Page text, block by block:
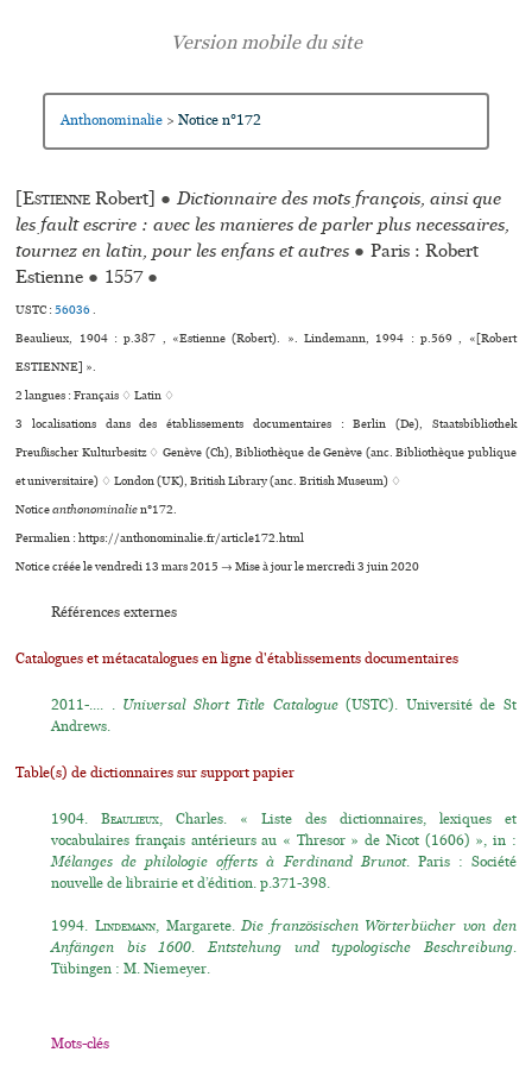
Anthonominalie > Notice n°172
[Estienne Robert] ● Dictionnaire des mots françois, ainsi que
les fault escrire : avec les manie­res de parler plus neces­sai­res,
tour­nez en latin, pour les enfans et autres ● Paris : Robert
Estienne ● 1557 ●
USTC :56036.
Beaulieux, 1904 : p.387 , «Estienne (Robert). ». Lindemann, 1994 : p.569 , «[Robert
ESTIENNE] ».
2 langues :Français ♢Latin ♢
3 localisations dans des établissements documentaires : Berlin (De), Staatsbibliothek
Preußischer Kulturbesitz ♢ Genève (Ch), Bibliothèque de Genève (anc. Bibliothèque publi­que
et uni­ver­si­taire) ♢ London (UK), British Library (anc. British Museum) ♢
Noticeanthonominalien°172.
Permalien : https://anthonominalie.fr/article172.html
Notice créée le vendredi 13 mars 2015 → Mise à jour le mercredi 3 juin 2020
Références externes
Catalogues et métacatalogues en ligne d'établissements documentaires
2011-.... . Universal Short Title Catalogue(USTC). Université de St
Andrews.
Table(s) de dictionnaires sur support papier
1904.Beaulieux, Charles. « Liste des dictionnaires, lexiques et
vocabulaires français antérieurs au « Thresor » de Nicot (1606) », in :
Mélanges de philologie offerts à Ferdinand Brunot. Paris : Société
nouvelle de librairie et d’édition. p.371-398.
1994.Lindemann, Margarete.Die französischen Wörterbücher von den
Anfängen bis 1600. Entstehung und typologische Beschreibung.
Tübingen : M. Niemeyer.
Mots-clés